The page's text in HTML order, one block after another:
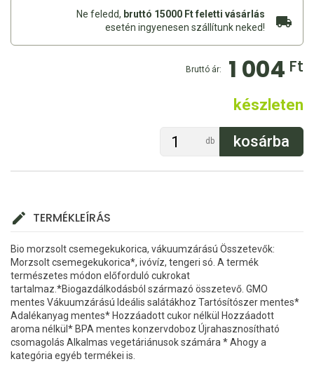
Ne feledd, bruttó 15000 Ft feletti vásárlás
esetén ingyenesen szállítunk neked!
Bruttó ár: 1 004 Ft
készleten
db
TERMÉKLEÍRÁS
Bio morzsolt csemegekukorica, vákuumzárású Összetevők:
Morzsolt csemegekukorica*, ivóvíz, tengeri só. A termék
természetes módon előforduló cukrokat
tartalmaz.*Biogazdálkodásból származó összetevő. GMO
mentes Vákuumzárású Ideális salátákhoz Tartósítószer mentes*
Adalékanyag mentes* Hozzáadott cukor nélkül Hozzáadott
aroma nélkül* BPA mentes konzervdoboz Újrahasznosítható
csomagolás Alkalmas vegetáriánusok számára * Ahogy a
kategória egyéb termékei is.